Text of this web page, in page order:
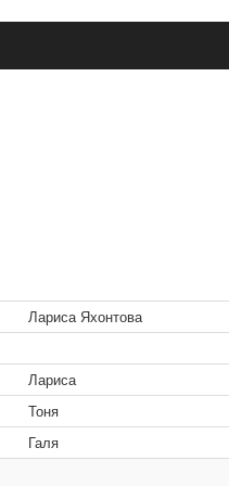
Лариса Яхонтова
Лариса
Тоня
Галя